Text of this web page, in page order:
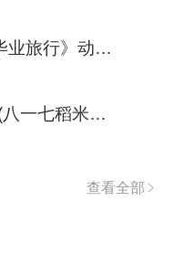
Da Capo (崩坏3《毕业旅行》动画短片印象曲
盗墓笔记·十年人间 (八一七稻米节主题推广
查看全部